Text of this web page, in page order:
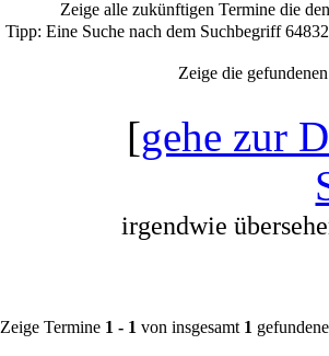
Zeige alle zukünftigen Termine die
Tipp: Eine Suche nach dem Suchbegriff
Zeige die
[gehe zur
irgendwie
Zeige Termine 1 - 1 von insgesamt 1